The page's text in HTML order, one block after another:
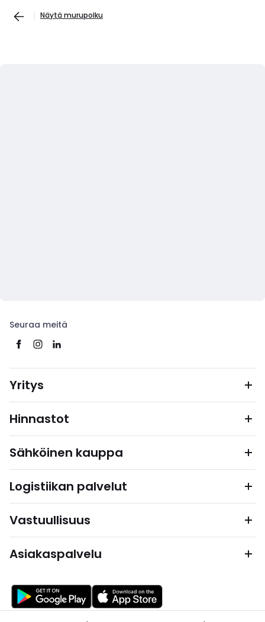
Näytä murupolku
Seuraa meitä
Yritys
Hinnastot
Sähköinen kauppa
Logistiikan palvelut
Vastuullisuus
Asiakaspalvelu